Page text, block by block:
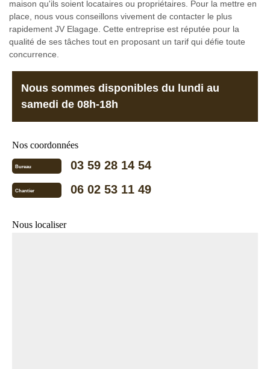
maison qu'ils soient locataires ou propriétaires. Pour la mettre en
place, nous vous conseillons vivement de contacter le plus
rapidement JV Elagage. Cette entreprise est réputée pour la
qualité de ses tâches tout en proposant un tarif qui défie toute
concurrence.
Nous sommes disponibles du lundi au
samedi de 08h-18h
Nos coordonnées
Bureau 03 59 28 14 54
Chantier 06 02 53 11 49
Nous localiser